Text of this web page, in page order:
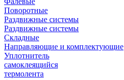
Поворотные
Раздвижные системы
Раздвижные системы
Складные
Направляющие и комплектующие
Уплотнитель
самоклеящийся
термолента